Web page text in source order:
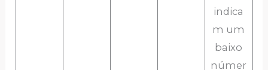
indica
m um
baixo
númer